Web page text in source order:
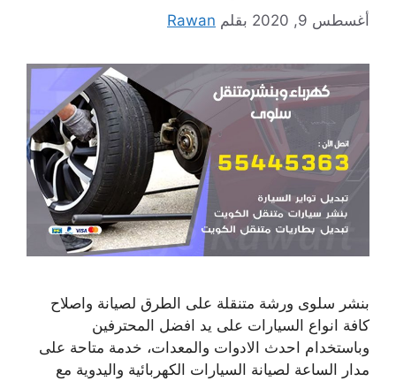
أغسطس 9, 2020 بقلم Rawan
بنشر سلوى ورشة متنقلة على الطرق لصيانة واصلاح
كافة انواع السيارات على يد افضل المحترفين
وباستخدام احدث الادوات والمعدات، خدمة متاحة على
مدار الساعة لصيانة السيارات الكهربائية واليدوية مع